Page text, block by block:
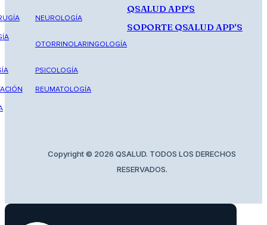
NEUROLOGÍA
OTORRINOLARINGOLOGÍA
PSICOLOGÍA
REUMATOLOGÍA
QSALUD APP'S
SOPORTE QSALUD APP'S
Copyright © 2026 QSALUD. TODOS LOS DERECHOS
RESERVADOS.